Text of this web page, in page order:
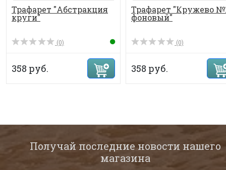
Трафарет "Абстракция
круги"
(0)
358 руб.
Трафарет "Кружево
фоновый"
(0)
358 руб.
Получай последние новости нашего
магазина